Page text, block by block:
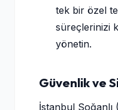
tek bir özel
süreçlerinizi
yönetin.
Güvenlik ve
İstanbul Soğanlı